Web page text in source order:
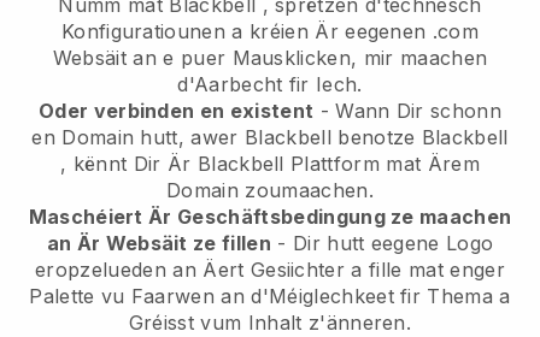
Numm mat Blackbell , sprëtzen d'technesch
Konfiguratiounen a kréien Är eegenen .com
Websäit an e puer Mausklicken, mir maachen
d'Aarbecht fir Iech.
Oder verbinden en existent - Wann Dir schonn
en Domain hutt, awer Blackbell benotze Blackbell
, kënnt Dir Är Blackbell Plattform mat Ärem
Domain zoumaachen.
Maschéiert Är Geschäftsbedingung ze maachen
an Är Websäit ze fillen - Dir hutt eegene Logo
eropzelueden an Äert Gesiichter a fille mat enger
Palette vu Faarwen an d'Méiglechkeet fir Thema a
Gréisst vum Inhalt z'änneren.